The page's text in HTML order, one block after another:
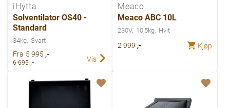
iHytta
Solventilator OS40 -
Standard
34kg Svart
Fra 5 995 ,-
6 695,- Vis
Meaco
Meaco ABC 10L
230V 10,5kg Hvit
2 999 ,- Kjøp